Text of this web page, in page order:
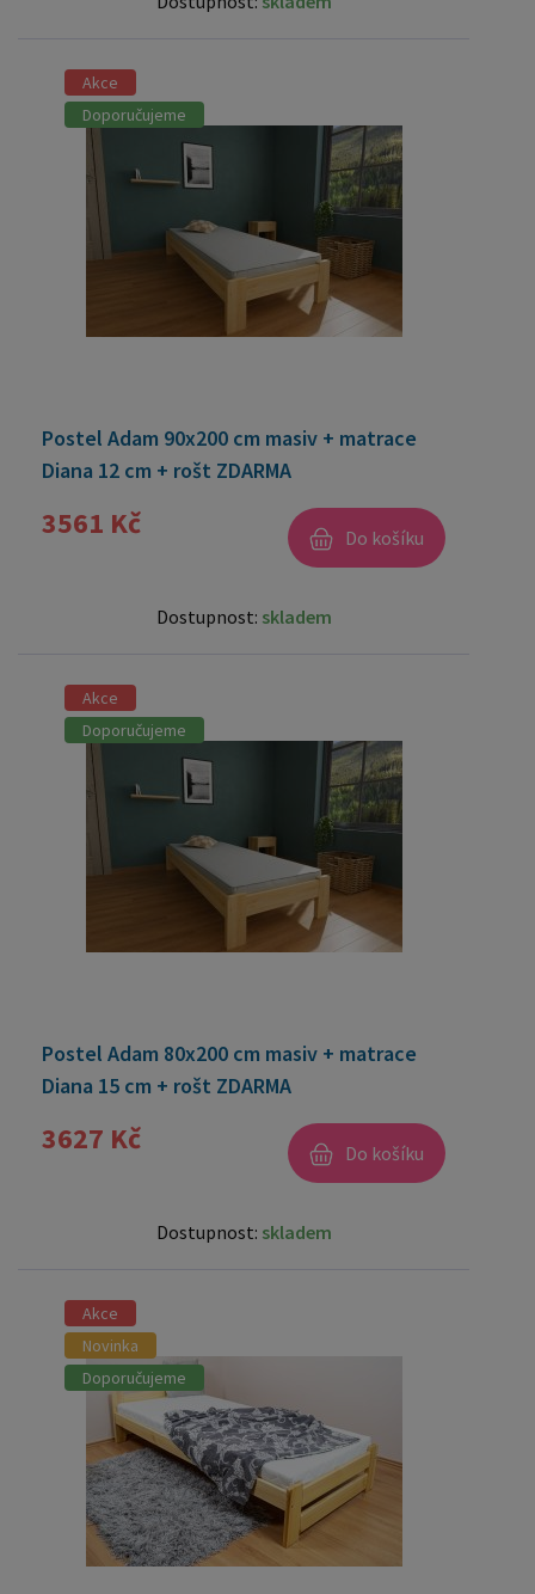
Akce
Doporučujeme
Postel Adam 90x200 cm masiv + matrace
Diana 12 cm + rošt ZDARMA
3561 Kč Do košíku
Dostupnost: skladem
Akce
Doporučujeme
Postel Adam 80x200 cm masiv + matrace
Diana 15 cm + rošt ZDARMA
3627 Kč Do košíku
Dostupnost: skladem
Akce
Novinka
Doporučujeme